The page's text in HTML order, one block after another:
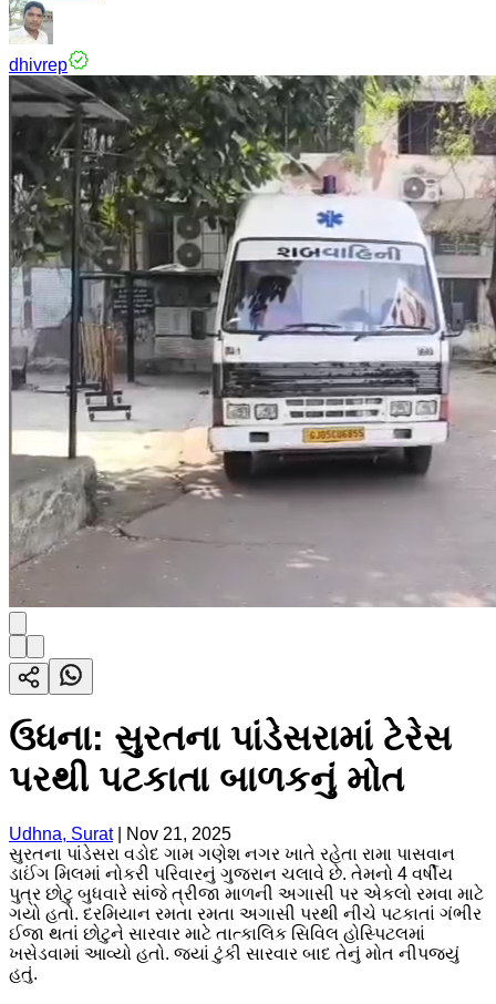
dhivrep
ઉધના: સુરતના પાંડેસરામાં ટેરેસ
પરથી પટકાતા બાળકનું મોત
Udhna, Surat|
Nov 21, 2025
સુરતના પાંડેસરા વડોદ ગામ ગણેશ નગર ખાતે રહેતા રામા પાસવાન
ડાઈંગ મિલમાં નોકરી પરિવારનું ગુજરાન ચલાવે છે. તેમનો 4 વર્ષીય
પુત્ર છોટુ બુધવારે સાંજે ત્રીજા માળની અગાસી પર એકલો રમવા માટે
ગયો હતો. દરમિયાન રમતા રમતા અગાસી પરથી નીચે પટકાતાં ગંભીર
ઈજા થતાં છોટુને સારવાર માટે તાત્કાલિક સિવિલ હોસ્પિટલમાં
ખસેડવામાં આવ્યો હતો. જ્યાં ટુંકી સારવાર બાદ તેનું મોત નીપજ્યું
હતું.